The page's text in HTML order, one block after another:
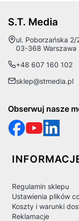
S.T. Media
Adres:
ul. Poborzańska 2/
03-368 Warszawa
+48 607 160 102
sklep@stmedia.pl
Obserwuj nasze
Linki w
Regulamin sklepu
Ustawienia plików
Koszty i warunki
Reklamacje